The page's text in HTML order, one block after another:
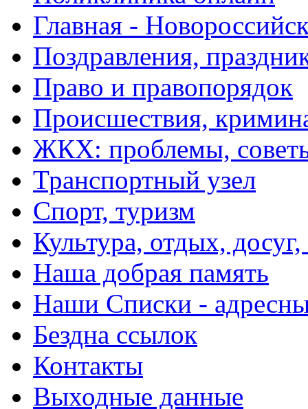
Главная -
Поздравления,
Право и правопорядок
Происшествия,
ЖКХ: проблемы,
Транспортный узел
Спорт, туризм
Культура, отдых,
Наша добрая память
Наши Списки -
Бездна ссылок
Контакты
Выходные данные